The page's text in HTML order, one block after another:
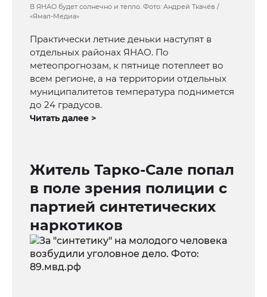
В ЯНАО будет солнечно и тепло. Фото: Андрей Ткачёв /
«Ямал-Медиа»
Практически летние деньки наступят в
отдельных районах ЯНАО. По
метеопрогнозам, к пятнице потеплеет во
всем регионе, а на территории отдельных
муниципалитетов температура поднимется
до 24 градусов.
Читать далее >
Житель Тарко-Сале попал
в поле зрения полиции с
партией синтетических
наркотиков